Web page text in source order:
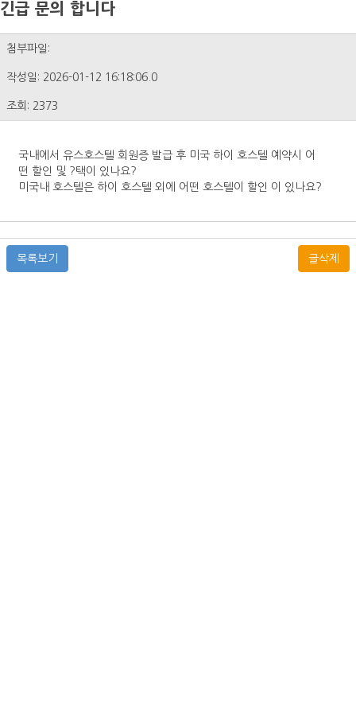
긴급 문의 합니다
첨부파일:
작성일: 2026-01-12 16:18:06.0
조회: 2373
국내에서 유스호스텔 회원증 발급 후 미국 하이 호스텔 예약시 어
떤 할인 및 ?택이 있나요?
미국내 호스텔은 하이 호스텔 외에 어떤 호스텔이 할인 이 있나요?
목록보기 글삭제